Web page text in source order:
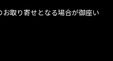
取り寄せとなる場合が御座い